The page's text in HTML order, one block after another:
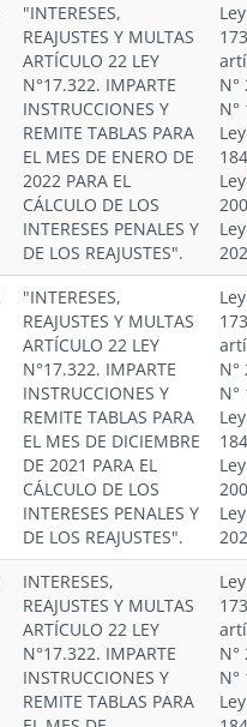
"INTERESES,
REAJUSTES Y MULTAS
ARTÍCULO 22 LEY
N°17.322. IMPARTE
INSTRUCCIONES Y
REMITE TABLAS PARA
EL MES DE ENERO DE
2022 PARA EL
CÁLCULO DE LOS
INTERESES PENALES Y
DE LOS REAJUSTES".
N°
N°
"INTERESES,
REAJUSTES Y MULTAS
ARTÍCULO 22 LEY
N°17.322. IMPARTE
INSTRUCCIONES Y
REMITE TABLAS PARA
EL MES DE DICIEMBRE
DE 2021 PARA EL
CÁLCULO DE LOS
INTERESES PENALES Y
DE LOS REAJUSTES".
N°
N°
INTERESES,
REAJUSTES Y MULTAS
ARTÍCULO 22 LEY
N°17.322. IMPARTE
INSTRUCCIONES Y
REMITE TABLAS PARA
N°
N°